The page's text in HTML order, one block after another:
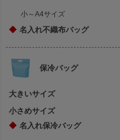
小～A4サイズ
◆ 名入れ不織布バッグ
保冷バッグ
大きいサイズ
小さめサイズ
◆ 名入れ保冷バッグ